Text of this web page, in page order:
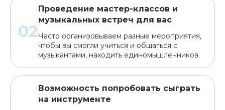
Проведение мастер-классов и
музыкальных встреч для вас
Часто организовываем разные мероприятия,
чтобы вы смогли учиться и общаться с
музыкантами, находить единомышленников.
Возможность попробовать сыграть
на инструменте